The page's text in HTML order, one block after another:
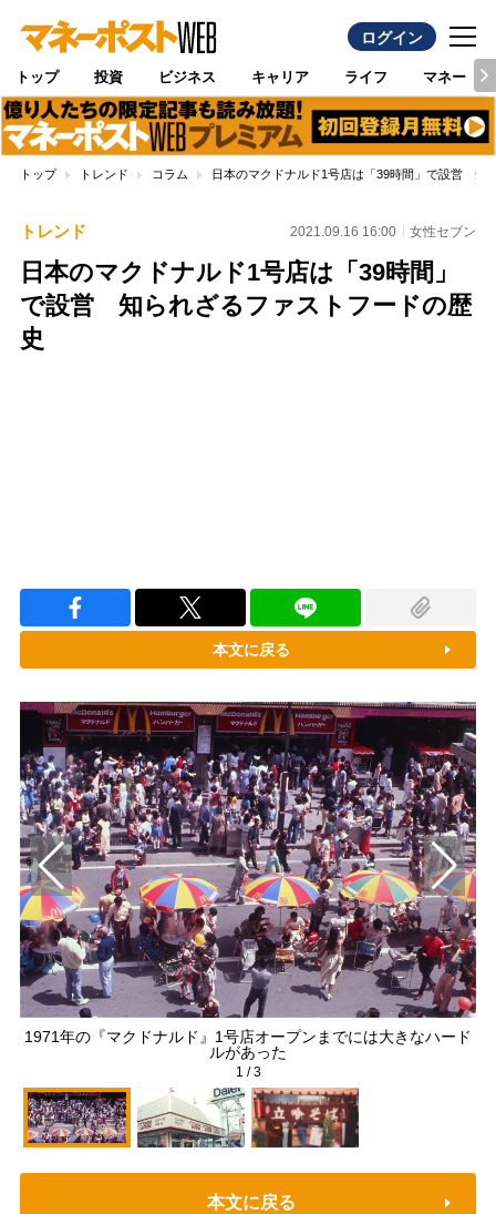
ログイン
トップ 投資 ビジネス キャリア ライフ マネー
トップ トレンド コラム 日本のマクドナルド1号店は「39時間」で設営 知
トレンド 2021.09.16 16:00 女性セブン
日本のマクドナルド1号店は「39時間」
で設営 知られざるファストフードの歴
史
本文に戻る
1971年の『マクドナルド』1号店オープンまでには大きなハード
ルがあった
1 /3
本文に戻る